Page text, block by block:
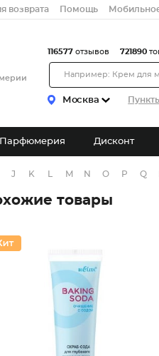
возврата Помощь
Москва
116577 отзывов 721890
Парфюмерия Дисконт
J K M N O P Q
товары